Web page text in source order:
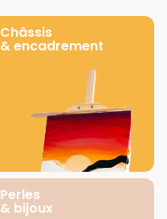
Châssis
& encadrement
Perles
& bijoux